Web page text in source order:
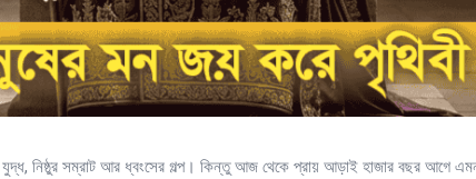
নিষ্ঠুর সম্রাট আর ধ্বংসের গল্প। কিন্তু আজ থেকে প্রায় আড়াই হাজার বছর আগে